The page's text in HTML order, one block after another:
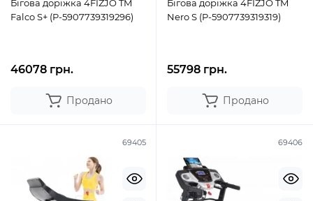
Бігова доріжка 4FIZJO TM
Falco S+ (P-5907739319296)
46078 грн.
Продано
Бігова доріжка 4FIZJO TM
Nero S (P-5907739319319)
55798 грн.
Продано
69405 69406